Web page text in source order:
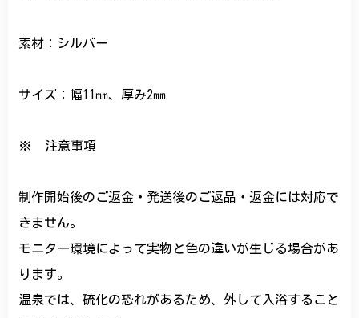
素材：シルバー
サイズ：幅11㎜、厚み2㎜
※ 注意事項
制作開始後のご返金・発送後のご返品・返金には対応で
きません。
モニター環境によって実物と色の違いが生じる場合があ
ります。
温泉では、硫化の恐れがあるため、外して入浴すること